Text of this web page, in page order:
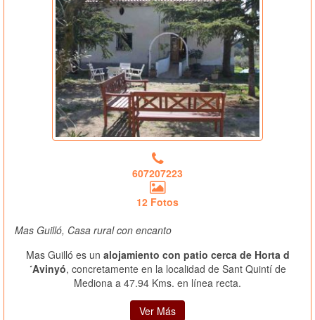
607207223
12 Fotos
Mas Guilló, Casa rural con encanto
Mas Guilló es un alojamiento con patio cerca de Horta d
´Avinyó, concretamente en la localidad de Sant Quintí de
Mediona a 47.94 Kms. en línea recta.
Ver Más